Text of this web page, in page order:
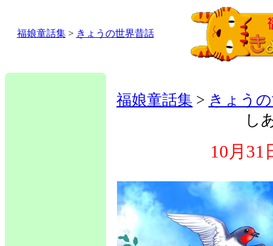
福娘童話集> きょうの世界昔話
福娘童話集 > きょう
し
10月31